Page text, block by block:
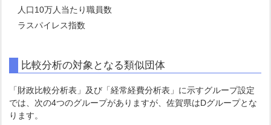
人口10万人当たり職員数
ラスパイレス指数
比較分析の対象となる類似団体
「財政比較分析表」及び「経常経費分析表」に示すグループ設定
では、次の4つのグループがありますが、佐賀県はDグループとな
ります。